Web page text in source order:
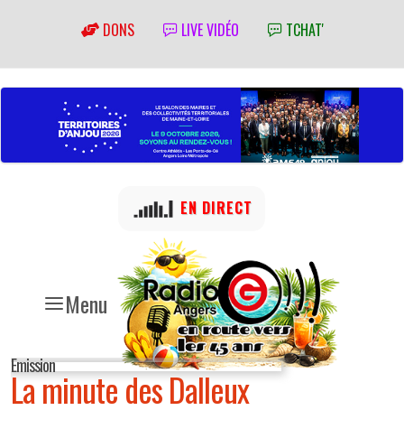
DONS LIVE VIDÉO TCHAT'
Menu
EN DIRECT
Emission
La minute des Dalleux